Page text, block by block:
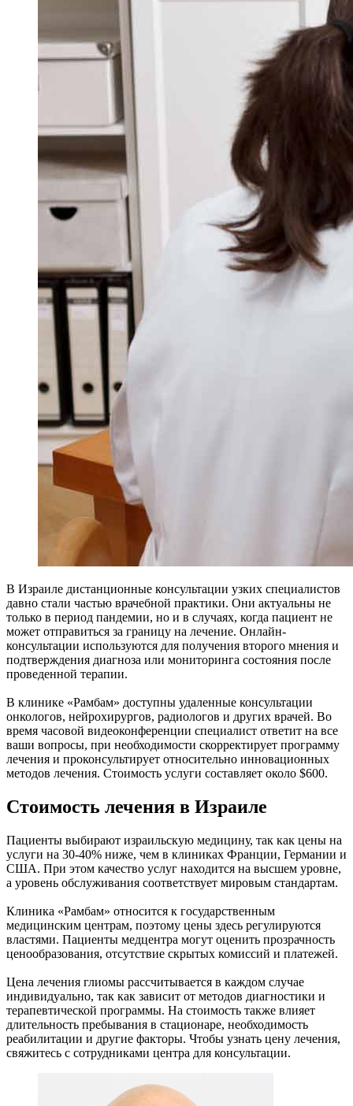
В Израиле дистанционные консультации узких специалистов
давно стали частью врачебной практики. Они актуальны не
только в период пандемии, но и в случаях, когда пациент не
может отправиться за границу на лечение. Онлайн-
консультации используются для получения второго мнения и
подтверждения диагноза или мониторинга состояния после
проведенной терапии.
В клинике «Рамбам» доступны удаленные консультации
онкологов, нейрохирургов, радиологов и других врачей. Во
время часовой видеоконференции специалист ответит на все
ваши вопросы, при необходимости скорректирует программу
лечения и проконсультирует относительно инновационных
методов лечения. Стоимость услуги составляет около $600.
Стоимость лечения в Израиле
Пациенты выбирают израильскую медицину, так как цены на
услуги на 30-40% ниже, чем в клиниках Франции, Германии и
США. При этом качество услуг находится на высшем уровне,
а уровень обслуживания соответствует мировым стандартам.
Клиника «Рамбам» относится к государственным
медицинским центрам, поэтому цены здесь регулируются
властями. Пациенты медцентра могут оценить прозрачность
ценообразования, отсутствие скрытых комиссий и платежей.
Цена лечения глиомы рассчитывается в каждом случае
индивидуально, так как зависит от методов диагностики и
терапевтической программы. На стоимость также влияет
длительность пребывания в стационаре, необходимость
реабилитации и другие факторы. Чтобы узнать цену лечения,
свяжитесь с сотрудниками центра для консультации.